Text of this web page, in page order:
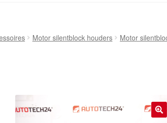
Wereldwijde verzendingWinkelwagen
Motor silentblock houders Motor